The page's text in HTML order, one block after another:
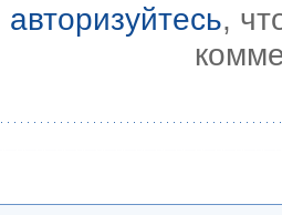
авторизуйтесь,